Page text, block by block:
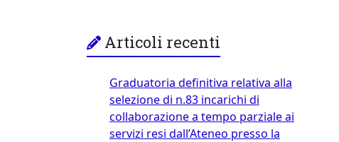
Tor
Vergata
Articoli recenti
Graduatoria definitiva relativa alla
selezione di n.83 incarichi di
collaborazione a tempo parziale ai
servizi resi dall’Ateneo presso la